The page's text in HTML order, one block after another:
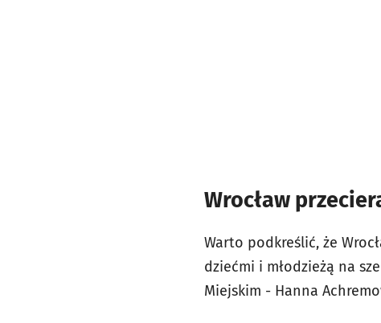
Wrocław
Warto podkreślić, że
dziećmi i młodzieżą na
Miejskim - Hanna